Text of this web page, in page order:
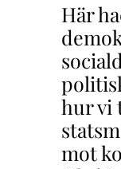
Här
hur vi
mot